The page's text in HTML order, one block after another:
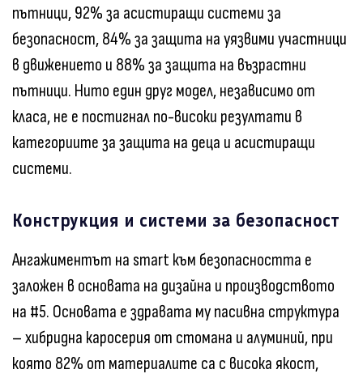
пътници, 92% за асистиращи системи за
безопасност, 84% за защита на уязвими участници
в движението и 88% за защита на възрастни
пътници. Нито един друг модел, независимо от
класа, не е постигнал по-високи резултати в
категориите за защита на деца и асистиращи
системи.
Конструкция и системи за безопасност
Ангажиментът на smart към безопасността е
заложен в основата на дизайна и производството
на #5. Основата е здравата му пасивна структура
– хибридна каросерия от стомана и алуминий, при
която 82% от материалите са с висока якост,